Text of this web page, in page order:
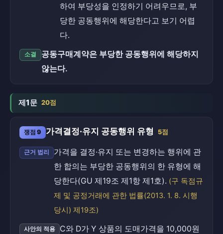
하여 부당성을 인정하기 어려우므로, 부
당한 공동행위에 해당한다고 보기 어렵
다.
소결
공동구매계약은 부당한 공동행위에 해당하지
않는다.
제1문 20점
쟁점 9 가격결정·유지 공동행위 유형 5점
근거 법리
가격을 결정·유지 또는 변경하는 행위에 관
한 합의는 부당한 공동행위의 한 유형에 해
당한다(GU 제19조 제1항 제1호). (구 독점규
제 및 공정거래에 관한 법률(2013. 1. 8. 시행
당시) 제19조)
사안의 적용
C와 D가 Y 상품의 도매가격을 10,000원